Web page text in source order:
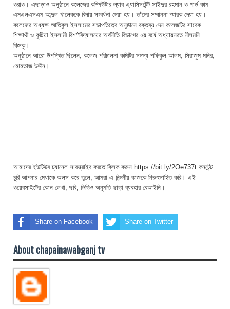
ওরাও। এছাড়াও অনুষ্ঠানে কলেজের কম্পিউটার ল্যাব এ্যাসিসটেন্ট সাইদুর রহমান ও গার্ড কাম
এমএলএসএম আব্দুল খালেককে বিদায় সংবর্ধনা দেয়া হয়। তাঁদের সম্মাননা স্মারক দেয়া হয়।
কলেজের অধ্যক্ষ আতিকুল ইসলামের সভাপতিত্বে অনুষ্ঠানে বক্তব্য দেন কলেজটির সাবেক
শিক্ষার্থী ও কুষ্টিয়া ইসলামী বিশ^বিদ্যালয়ের অর্থনীতি বিভাগের ২য় বর্ষে অধ্যায়নরত নীলমনি
কিসকু।
অনুষ্ঠানে আরো উপস্থিত ছিলেন, কলেজ পরিচালনা কমিটির সদস্য শফিকুল আলম, সিরাজুম মনির,
মোমতাজ উদ্দীন।
আমাদের ইউটিউব চ্যানেল সাবস্ক্রাইব করতে ক্লিক করুন https://bit.ly/2Oe737t কনটেন্ট
চুরি আপনার মেধাকে অলস করে তুলে, আমরা এ নিন্দনীয় কাজকে নিরুৎসাহিত করি। এই
ওয়েবসাইটের কোন লেখা, ছবি, ভিডিও অনুমতি ছাড়া ব্যবহার বেআইনি।
Share on Facebook Share on Twitter
About chapainawabganj tv